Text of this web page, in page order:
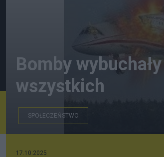
Bomby
wszystkich
SPOŁECZEŃSTWO
17.10.2025